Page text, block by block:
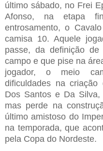
último sábado, no Frei
Afonso, na etapa
entrosamento, o
camisa 10. Aquele
passe, da definição
campo e que pise na
jogador, o meio
dificuldades na criação
Dos Santos e Da
mas perde na
último amistoso do
na temporada, que
pela Copa do Nordeste.